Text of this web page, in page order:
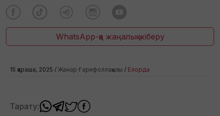
WhatsApp-қа жаңалық жіберу
15 қараша, 2025 / Жанар Ғарифоллақызы / Елорда
Тарату: